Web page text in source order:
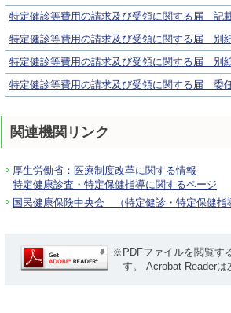
特定健診等費用の請求及び受領に関する届 記
特定健診等費用の請求及び受領に関する届 別
特定健診等費用の請求及び受領に関する届 別
特定健診等費用の請求及び受領に関する届 委
関連機関リンク
厚生労働省：医療制度改革に関する情報
特定健康診査・特定保健指導に関するページ
国民健康保険中央会 （特定健診・特定保健指
※PDFファイルを閲覧す
す。 Acrobat Readerは